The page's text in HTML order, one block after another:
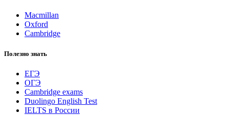
Macmillan
Oxford
Cambridge
Полезно знать
ЕГЭ
ОГЭ
Cambridge exams
Duolingo English Test
IELTS в России